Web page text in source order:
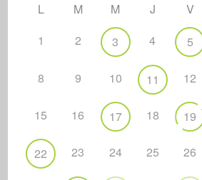
L M M J V
1
2 3 4 5
8 9 10 11 12
15 16 17 18 19
22 23 24 25 26